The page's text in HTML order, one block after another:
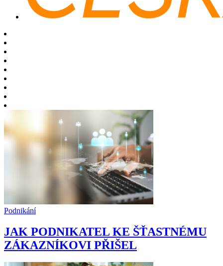
Podnikání
JAK PODNIKATEL KE ŠŤASTNÉMU
ZÁKAZNÍKOVI PŘIŠEL